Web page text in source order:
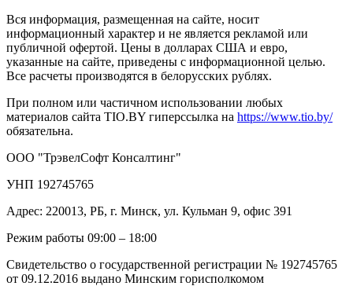
Вся информация, размещенная на сайте, носит
информационный характер и не является рекламой или
публичной офертой. Цены в долларах США и евро,
указанные на сайте, приведены с информационной целью.
Все расчеты производятся в белорусских рублях.
При полном или частичном использовании любых
материалов сайта TIO.BY гиперссылка на https://www.tio.by/
обязательна.
ООО "ТрэвелСофт Консалтинг"
УНП 192745765
Адрес: 220013, РБ, г. Минск, ул. Кульман 9, офис 391
Режим работы 09:00 – 18:00
Свидетельство о государственной регистрации № 192745765
от 09.12.2016 выдано Минским горисполкомом